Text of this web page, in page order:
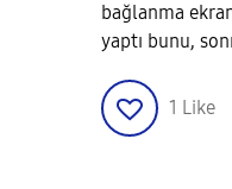
bağlanma
yaptı bunu,
1 Like